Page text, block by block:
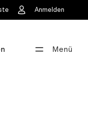
Anmelden
Menü